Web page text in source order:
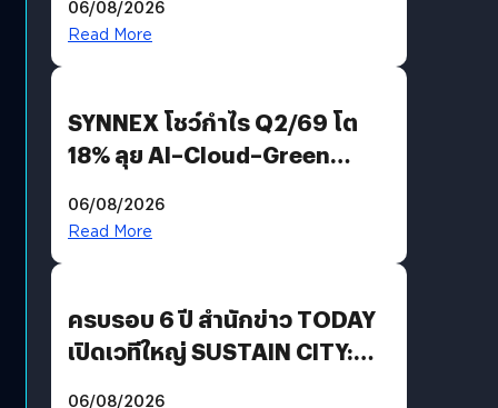
AGI
06/08/2026
Read More
SYNNEX โชว์กำไร Q2/69 โต
18% ลุย AI–Cloud–Green
Revenue เร่งเครื่อง New
06/08/2026
Read More
ครบรอบ 6 ปี สำนักข่าว TODAY
เปิดเวทีใหญ่ SUSTAIN CITY:
06/08/2026